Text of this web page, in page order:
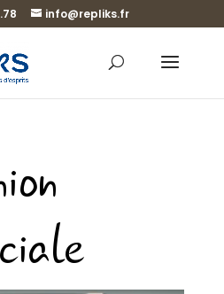
info@repliks.fr